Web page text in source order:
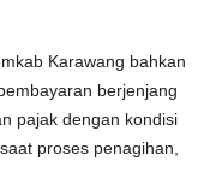
Karawang bahkan
berjenjang
pajak dengan kondisi
proses penagihan,